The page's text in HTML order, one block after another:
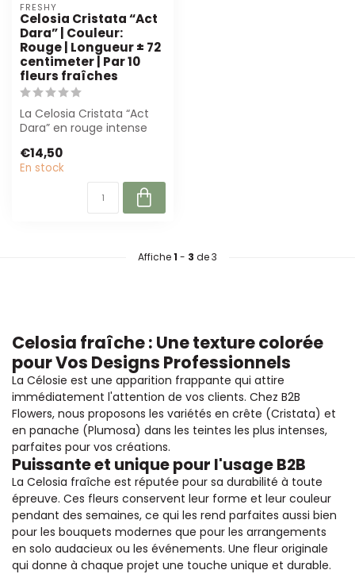
FRESHY
Celosia Cristata “Act
Dara” | Couleur:
Rouge | Longueur ± 72
centimeter | Par 10
fleurs fraîches
La Celosia Cristata “Act
Dara” en rouge intense
haute qu...
€14,50
En stock
Affiche1 - 3 de 3
Celosia fraîche : Une texture colorée
pour Vos Designs Professionnels
La Célosie est une apparition frappante qui attire
immédiatement l'attention de vos clients. Chez B2B
Flowers, nous proposons les variétés en crête (Cristata) et
en panache (Plumosa) dans les teintes les plus intenses,
parfaites pour vos créations.
Puissante et unique pour l'usage B2B
La Celosia fraîche est réputée pour sa durabilité à toute
épreuve. Ces fleurs conservent leur forme et leur couleur
pendant des semaines, ce qui les rend parfaites aussi bien
pour les bouquets modernes que pour les arrangements
en solo audacieux ou les événements. Une fleur originale
qui donne à chaque projet une touche unique et durable.